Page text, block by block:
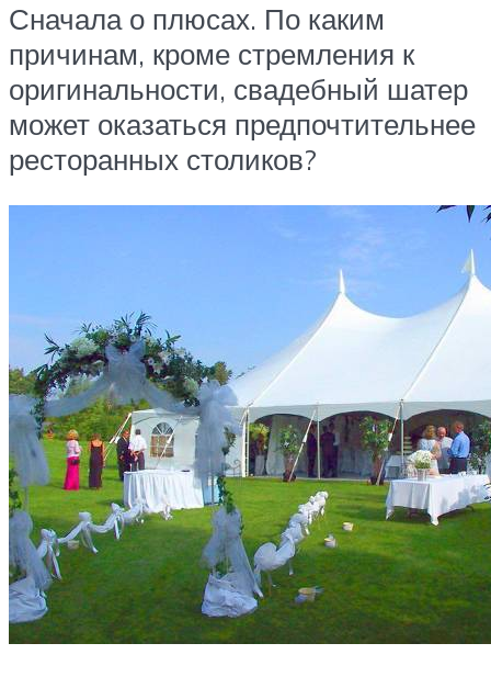
Сначала о плюсах. По каким
причинам, кроме стремления к
оригинальности, свадебный шатер
может оказаться предпочтительнее
ресторанных столиков?